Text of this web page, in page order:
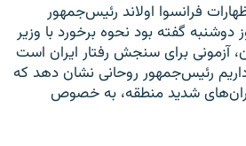
فرانسوا اولاند رئیس‌جمهور
دوشنبه گفته بود نحوه برخورد با وزیر
آزمونی برای سنجش رفتار ایران است
داریم رئیس‌جمهور روحانی نشان دهد که
شدید منطقه، به خصوص